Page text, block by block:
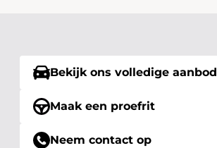
Bekijk ons volledige aanbod
Maak een proefrit
Neem contact op